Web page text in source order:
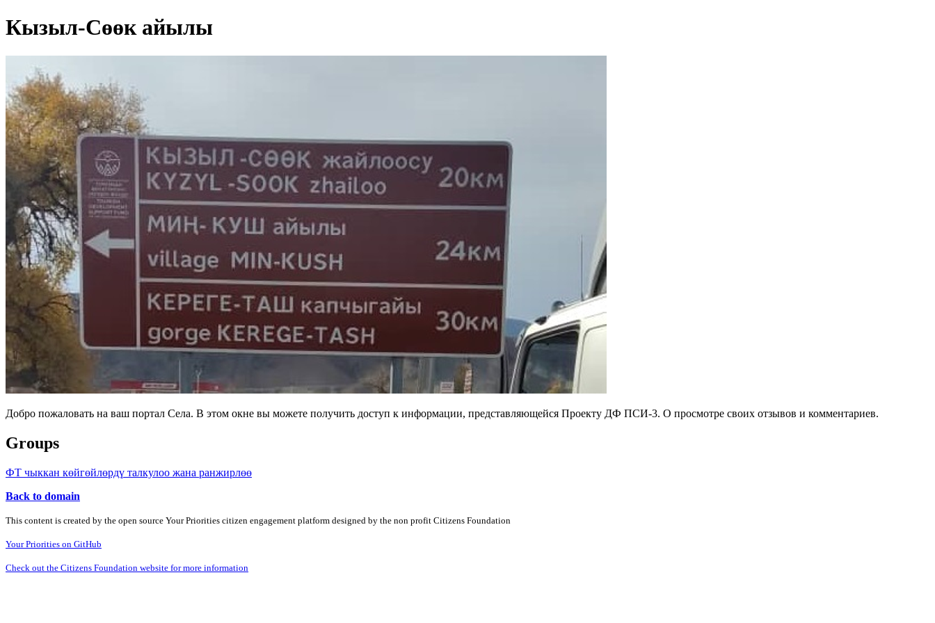
Кызыл-Сөөк айылы
Добро пожаловать на ваш портал Села. В этом окне вы можете получить доступ к информации, представляющейся Проекту ДФ ПСИ-3. О просмотре своих отзывов и комментариев.
Groups
ФТ чыккан көйгөйлөрдү талкулоо жана ранжирлөө
Back to domain
This content is created by the open source Your Priorities citizen engagement platform designed by the non profit Citizens Foundation
Your Priorities on GitHub
Check out the Citizens Foundation website for more information